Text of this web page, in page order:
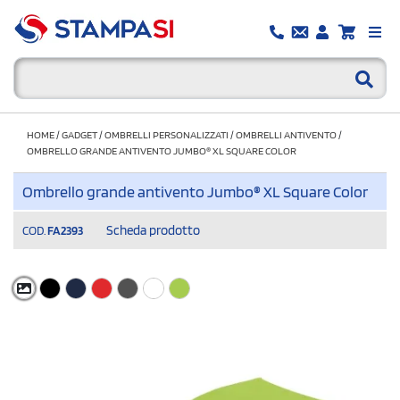
HOME/GADGET/OMBRELLI PERSONALIZZATI /OMBRELLI ANTIVENTO/
OMBRELLO GRANDE ANTIVENTO JUMBO® XL SQUARE COLOR
Ombrello grande antivento Jumbo® XL Square Color
COD. FA2393 Scheda prodotto